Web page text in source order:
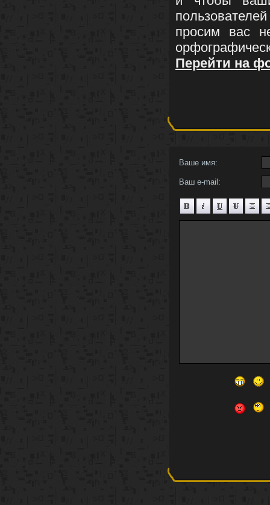
просим вас
Перейти на
Ваше имя:
Ваш e-mail: